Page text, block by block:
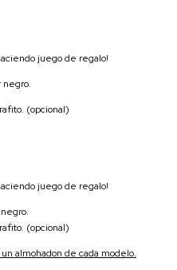
juego de regalo!
negro.
(opcional)
juego de regalo!
(opcional)
almohadon de cada modelo.